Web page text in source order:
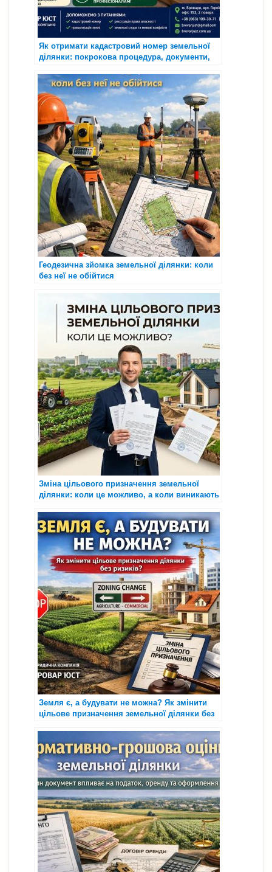
Як отримати кадастровий номер земельної
ділянки: покрокова процедура, документи,
Геодезична зйомка земельної ділянки: коли
без неї не обійтися
Зміна цільового призначення земельної
ділянки: коли це можливо, а коли виникають
Земля є, а будувати не можна? Як змінити
цільове призначення земельної ділянки без